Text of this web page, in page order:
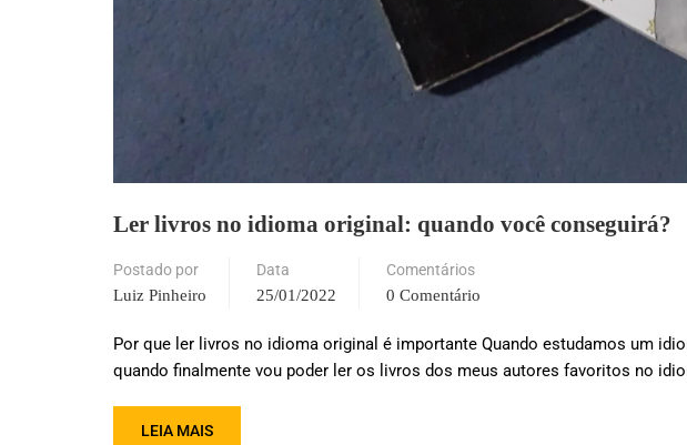
Ler livros no idioma original: quando você conseguirá?
Postado por
Luiz Pinheiro
Data
25/01/2022
Comentários
0 Comentário
Por que ler livros no idioma original é importante Quando estudamos um
quando finalmente vou poder ler os livros dos meus autores favoritos no
LEIA MAIS